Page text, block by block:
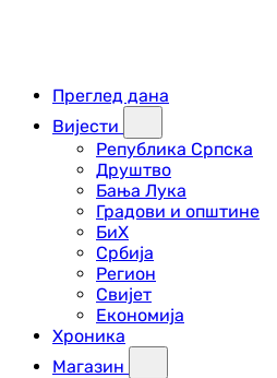
Преглед дана
Вијести
Република Српска
Друштво
Бања Лука
Градови и општине
БиХ
Србија
Регион
Свијет
Економија
Хроника
Магазин